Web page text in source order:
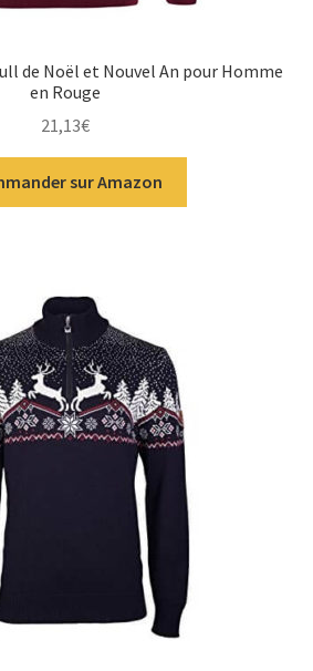
de Noël et Nouvel An pour Homme
en Rouge
21,13€
sur Amazon